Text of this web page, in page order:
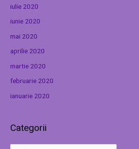
iulie 2020
iunie 2020
mai 2020
aprilie 2020
martie 2020
februarie 2020
ianuarie 2020
Categorii